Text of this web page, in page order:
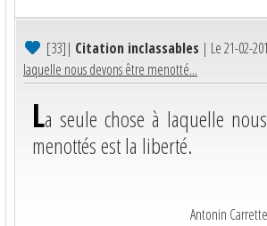
[33]| Citation inclassables | Le 21-02-
laquelle nous devons être menotté...
La seule chose à laquelle
menottés est la liberté.
Antonin Carrette